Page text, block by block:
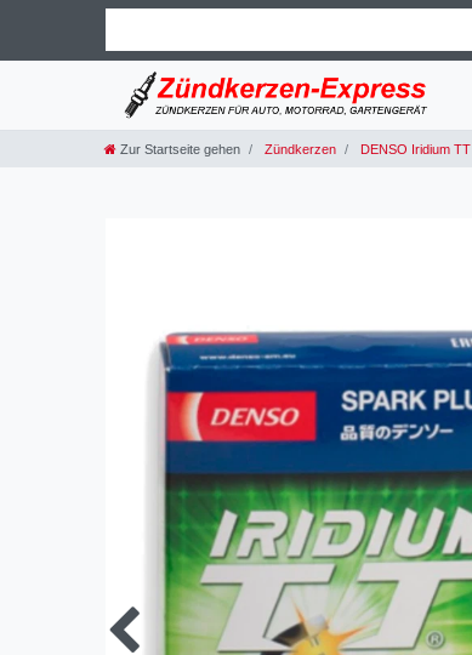
Zur Startseite gehen Zündkerzen DENSO Iridium TT